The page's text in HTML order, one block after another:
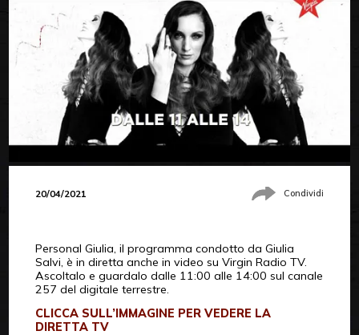
20/04/2021 Condividi
Personal Giulia, il programma condotto da Giulia
Salvi, è in diretta anche in video su Virgin Radio TV.
Ascoltalo e guardalo dalle 11:00 alle 14:00 sul canale
257 del digitale terrestre.
CLICCA SULL’IMMAGINE PER VEDERE LA
DIRETTA TV